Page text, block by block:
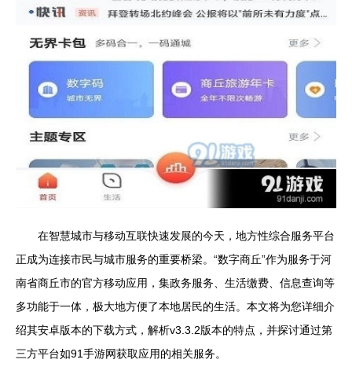
在智慧城市与移动互联快速发展的今天，地方性综合服务平台
正成为连接市民与城市服务的重要桥梁。“数字商丘”作为服务于河
南省商丘市的官方移动应用，集政务服务、生活缴费、信息查询等
多功能于一体，极大地方便了本地居民的生活。本文将为您详细介
绍其安卓版本的下载方式，解析v3.3.2版本的特点，并探讨通过第
三方平台如91手游网获取应用的相关服务。